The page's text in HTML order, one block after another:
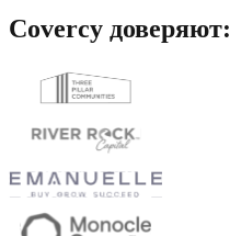
Covercy доверяют: